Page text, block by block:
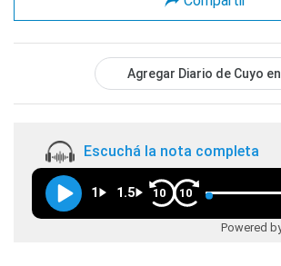
Agregar Diario de Cuyo en
Escuchá la nota completa
1 1.5 10 10
Powered